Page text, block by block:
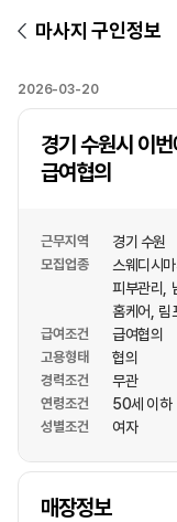
마사지 구인정보
2026-03-20
경기 수원시 이
급여협의
근무지역 경기 수원
모집업종 스웨디시마
피부관리
홈케어
림
급여조건 급여협의
고용형태 협의
경력조건 무관
연령조건 50세 이하
성별조건 여자
매장정보
상호명